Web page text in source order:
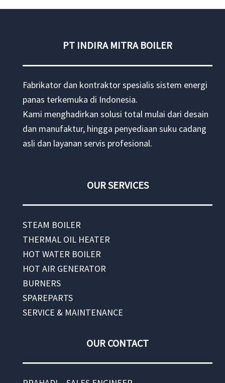
PT INDIRA MITRA BOILER
Fabrikator dan kontraktor spesialis sistem energi
panas terkemuka di Indonesia.
Kami menghadirkan solusi total mulai dari desain
dan manufaktur, hingga penyediaan suku cadang
asli dan layanan servis profesional.
OUR SERVICES
STEAM BOILER
THERMAL OIL HEATER
HOT WATER BOILER
HOT AIR GENERATOR
BURNERS
SPAREPARTS
SERVICE & MAINTENANCE
OUR CONTACT